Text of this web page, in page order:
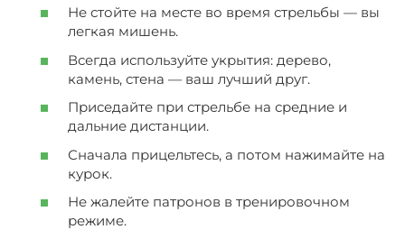
Не стойте на месте во время стрельбы — вы
легкая мишень.
Всегда используйте укрытия: дерево,
камень, стена — ваш лучший друг.
Приседайте при стрельбе на средние и
дальние дистанции.
Сначала прицельтесь, а потом нажимайте на
курок.
Не жалейте патронов в тренировочном
режиме.